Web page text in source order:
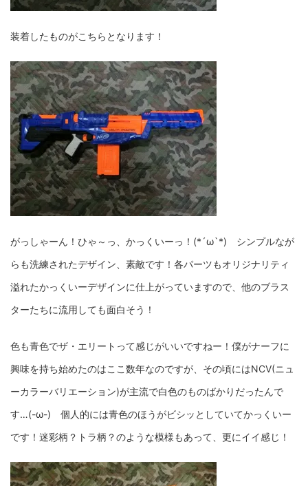
装着したものがこちらとなります！
がっしゃーん！ひゃ～っ、かっくいーっ！(*´ω`*) シンプルなが
らも洗練されたデザイン、素敵です！各パーツもオリジナリティ
溢れたかっくいーデザインに仕上がっていますので、他のブラス
ターたちに流用しても面白そう！
色も青色でザ・エリートって感じがいいですねー！僕がナーフに
興味を持ち始めたのはここ数年なのですが、その頃にはNCV(ニュ
ーカラーバリエーション)が主流で白色のものばかりだったんで
す…(-ω-) 個人的には青色のほうがビシッとしていてかっくいー
です！迷彩柄？トラ柄？のような模様もあって、更にイイ感じ！